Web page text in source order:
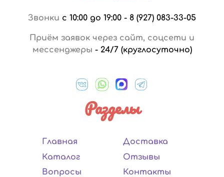
Звонки с 10:00 до 19:00 - 8 (927) 083-33-05
Приём заявок через сайт, соцсети и
мессенджеры - 24/7 (круглосуточно)
Разделы
Главная
Каталог
Вопросы
Доставка
Отзывы
Контакты